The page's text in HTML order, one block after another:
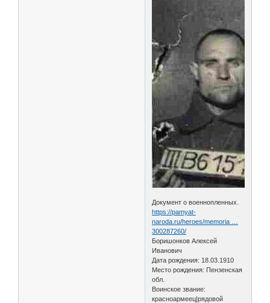
Документ о военнопленных.
https://pamyat-
naroda.ru/heroes/memoria …
300287260/
Боришонков Алексей
Иванович
Дата рождения: 18.03.1910
Место рождения: Пензенская
обл.
Воинское звание:
красноармеец|рядовой